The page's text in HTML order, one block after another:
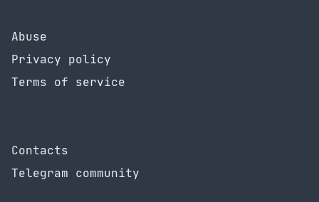
Abuse
Privacy policy
Terms of service
Contacts
Telegram community